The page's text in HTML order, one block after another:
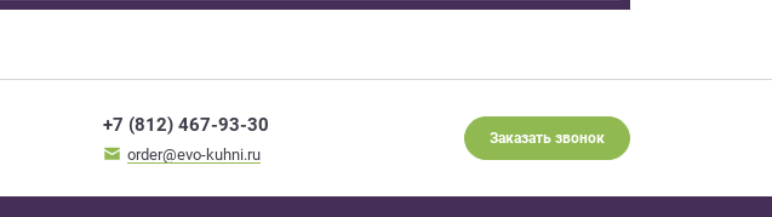
+7 (812) 467-93-30
order@evo-kuhni.ru
Заказать звонок